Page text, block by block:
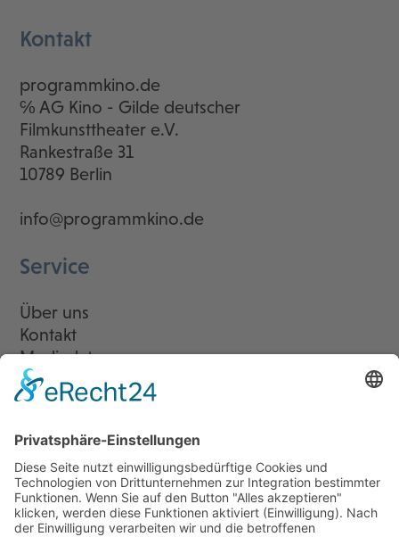
Kontakt
programmkino.de
℅ AG Kino - Gilde deutscher
Filmkunsttheater e.V.
Rankestraße 31
10789 Berlin
info@programmkino.de
Service
Über uns
Kontakt
Mediadaten
Newsletter
LogIn
Legal
Impressum
Datenschutzerklärung